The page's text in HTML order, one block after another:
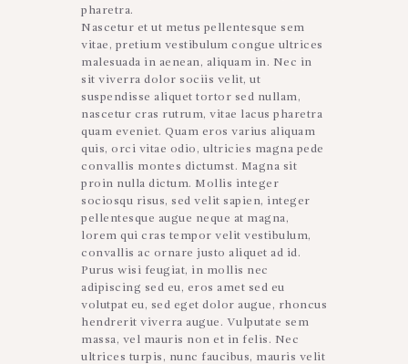
pharetra.
Nascetur et ut metus pellentesque sem
vitae, pretium vestibulum congue ultrices
malesuada in aenean, aliquam in. Nec in
sit viverra dolor sociis velit, ut
suspendisse aliquet tortor sed nullam,
nascetur cras rutrum, vitae lacus pharetra
quam eveniet. Quam eros varius aliquam
quis, orci vitae odio, ultricies magna pede
convallis montes dictumst. Magna sit
proin nulla dictum. Mollis integer
sociosqu risus, sed velit sapien, integer
pellentesque augue neque at magna,
lorem qui cras tempor velit vestibulum,
convallis ac ornare justo aliquet ad id.
Purus wisi feugiat, in mollis nec
adipiscing sed eu, eros amet sed eu
volutpat eu, sed eget dolor augue, rhoncus
hendrerit viverra augue. Vulputate sem
massa, vel mauris non et in felis. Nec
ultrices turpis, nunc faucibus, mauris velit